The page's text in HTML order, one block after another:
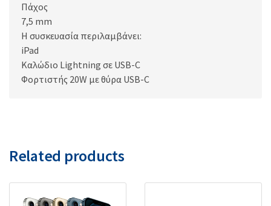
Πάχος
7,5 mm
Η συσκευασία περιλαμβάνει:
iPad
Καλώδιο Lightning σε USB-C
Φορτιστής 20W με θύρα USB-C
Related products